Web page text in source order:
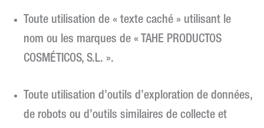
Toute utilisation de « texte caché » utilisant le
nom ou les marques de « TAHE PRODUCTOS
COSMÉTICOS, S.L. ».
Toute utilisation d’outils d’exploration de données,
de robots ou d’outils similaires de collecte et